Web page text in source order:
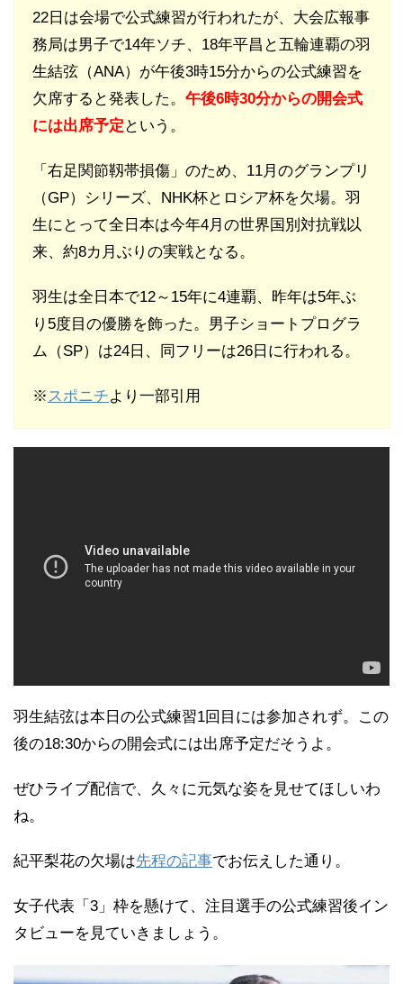
22日は会場で公式練習が行われたが、大会広報事
務局は男子で14年ソチ、18年平昌と五輪連覇の羽
生結弦（ANA）が午後3時15分からの公式練習を
欠席すると発表した。 午後6時30分からの開会式
には出席予定 という。
「右足関節靱帯損傷」のため、11月のグランプリ
（GP）シリーズ、NHK杯とロシア杯を欠場。羽
生にとって全日本は今年4月の世界国別対抗戦以
来、約8カ月ぶりの実戦となる。
羽生は全日本で12～15年に4連覇、昨年は5年ぶ
り5度目の優勝を飾った。男子ショートプログラ
ム（SP）は24日、同フリーは26日に行われる。
※ スポニチより一部引用
羽生結弦は本日の公式練習1回目には参加されず。この
後の18:30からの開会式には出席予定だそうよ。
ぜひライブ配信で、久々に元気な姿を見せてほしいわ
ね。
紀平梨花の欠場は先程の記事でお伝えした通り。
女子代表「3」枠を懸けて、注目選手の公式練習後イン
タビューを見ていきましょう。